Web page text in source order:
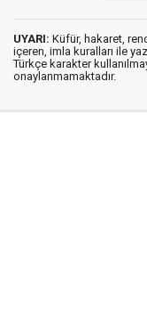
UYARI: Küfür, hakaret,
içeren, imla kuralları ile
Türkçe karakter
onaylanmamaktadır.